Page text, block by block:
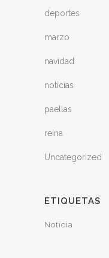
deportes
marzo
navidad
noticias
paellas
reina
Uncategorized
ETIQUETAS
Noticia